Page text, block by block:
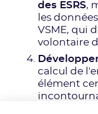
des ESRS,
les
VSME, qui
volontaire
calcul de
élément